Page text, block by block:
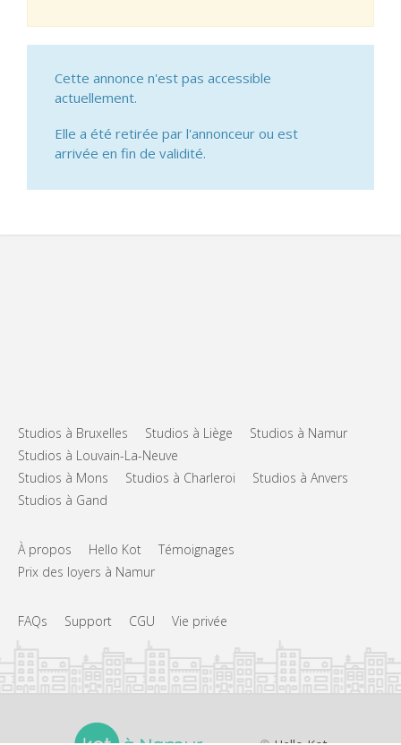
Cette annonce n'est pas accessible
actuellement.
Elle a été retirée par l'annonceur ou est
arrivée en fin de validité.
Studios à Bruxelles Studios à Liège
Studios à Namur
Studios à Louvain-La-Neuve
Studios à Mons
Studios à Charleroi
Studios à Anvers
Studios à Gand
À propos Hello Kot
Témoignages
Prix des loyers à Namur
FAQs Support CGU Vie privée